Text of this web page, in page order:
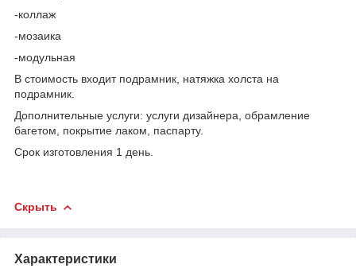
-коллаж
-мозаика
-модульная
В стоимость входит подрамник, натяжка холста на
подрамник.
Дополнительные услуги: услуги дизайнера, обрамление
багетом, покрытие лаком, паспарту.
Срок изготовления 1 день.
Скрыть
Характеристики